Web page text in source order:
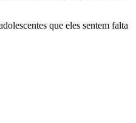
que eles sentem falta